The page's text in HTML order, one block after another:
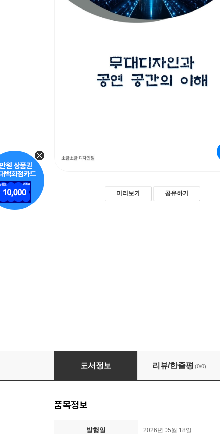
미리보기 공유하기
무대디자인과 공연 공간의 이해
도서정보 리뷰/한줄평 (0/0)
품목정보
발행일 2026년 05월 18일